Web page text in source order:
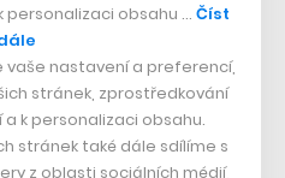
personalizaci obsahu … Číst
vaše nastavení a preferencí,
stránek, zprostředkování
k personalizaci obsahu.
stránek také dále sdílíme s
z oblasti sociálních médií,